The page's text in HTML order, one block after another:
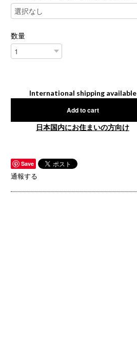
数量
International shipping available
Add to cart
日本国内にお住まいの方向け
Save
通報する